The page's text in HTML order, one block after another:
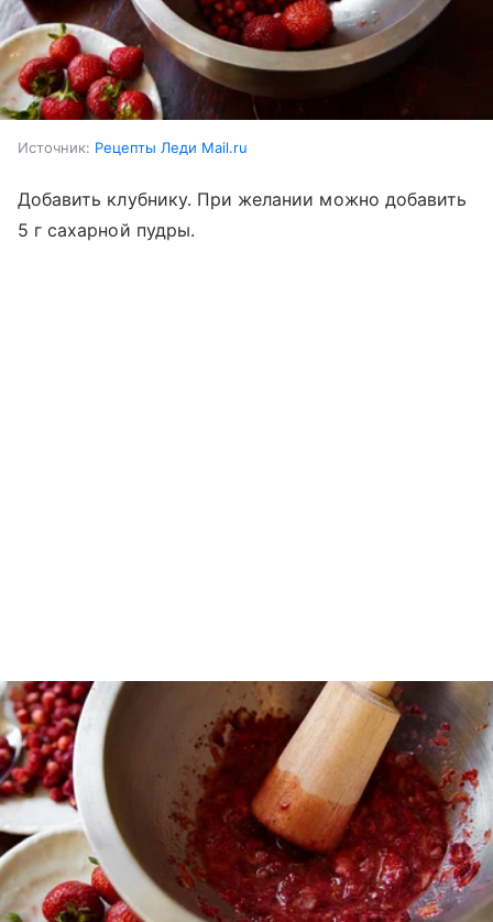
Источник: Рецепты Леди Mail.ru
Добавить клубнику. При желании можно добавить
5 г сахарной пудры.